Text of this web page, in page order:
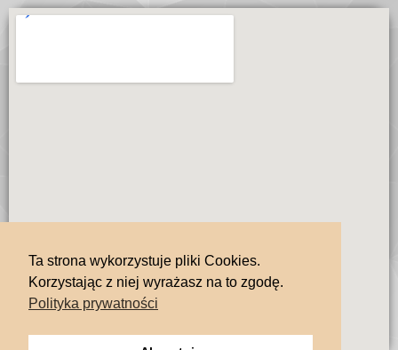
Ta strona wykorzystuje pliki Cookies.
Korzystając z niej wyrażasz na to zgodę.
Polityka prywatności